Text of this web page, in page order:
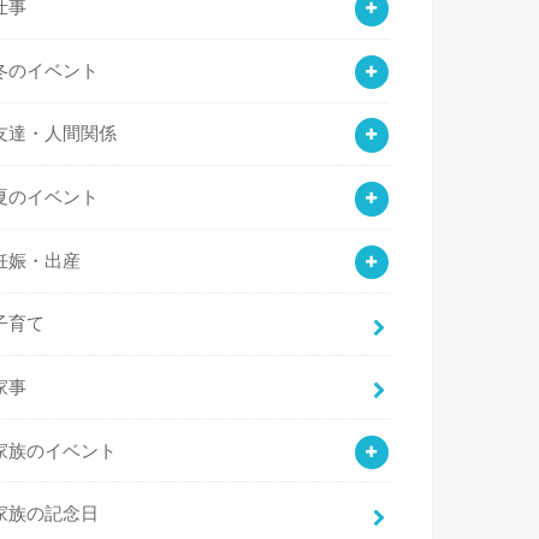
事
のイベント
達・人間関係
のイベント
娠・出産
育て
事
族のイベント
族の記念日